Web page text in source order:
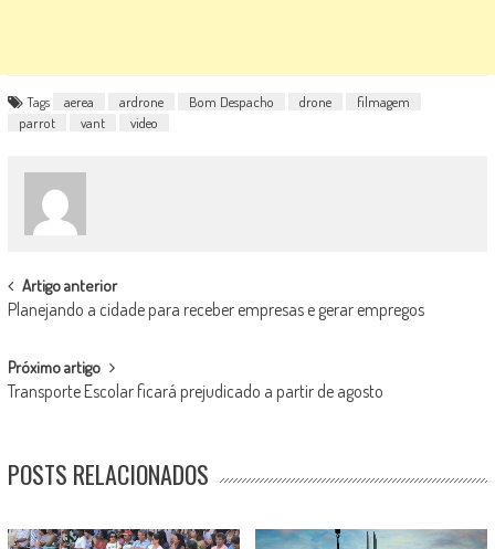
Tags aerea ardrone Bom Despacho drone
filmagem
parrot
vant video
POST
NAVIGATION
Artigo anterior
Planejando a cidade para receber empresas e gerar empregos
Próximo artigo
Transporte Escolar ficará prejudicado a partir de agosto
POSTS RELACIONADOS